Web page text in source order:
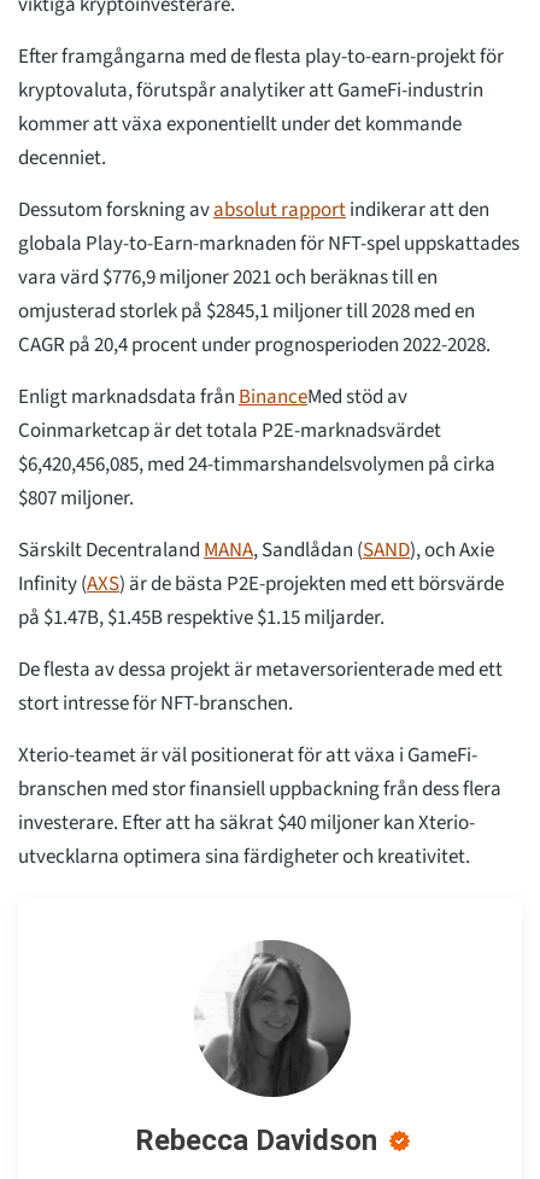
Efter framgångarna med de flesta play-to-earn-projekt för
kryptovaluta, förutspår analytiker att GameFi-industrin
kommer att växa exponentiellt under det kommande
decenniet.
Dessutom forskning avabsolut rapportindikerar att den
globala Play-to-Earn-marknaden för NFT-spel uppskattades
vara värd $776,9 miljoner 2021 och beräknas till en
omjusterad storlek på $2845,1 miljoner till 2028 med en
CAGR på 20,4 procent under prognosperioden 2022-2028.
Enligt marknadsdata frånBinanceMed stöd av
Coinmarketcap är det totala P2E-marknadsvärdet
$6,420,456,085, med 24-timmarshandelsvolymen på cirka
$807 miljoner.
Särskilt DecentralandMANA, Sandlådan (SAND), och Axie
Infinity (AXS) är de bästa P2E-projekten med ett börsvärde
på $1.47B, $1.45B respektive $1.15 miljarder.
De flesta av dessa projekt är metaversorienterade med ett
stort intresse för NFT-branschen.
Xterio-teamet är väl positionerat för att växa i GameFi-
branschen med stor finansiell uppbackning från dess flera
investerare. Efter att ha säkrat $40 miljoner kan Xterio-
utvecklarna optimera sina färdigheter och kreativitet.
Rebecca Davidson